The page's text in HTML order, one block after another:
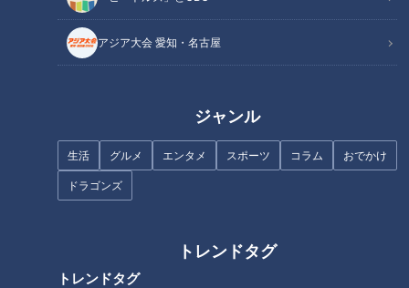
アジア大会 愛知・名古屋
ジャンル
生活 グルメ エンタメ スポーツ コラム おでかけ
ドラゴンズ
トレンドタグ
トレンドタグ
ょ。だからと言って私の家庭まで壊さないでください。」と穏
便にしよ うとする。「じゃ、この絵は持って帰っていただい
的に攻めに回るスジナシになった。